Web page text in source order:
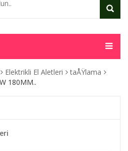
Elektrikli El Aletleri
taÅŸlama
180MM..